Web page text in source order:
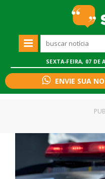
SEXTA-FEIRA, 07 DE
ENVIE SUA